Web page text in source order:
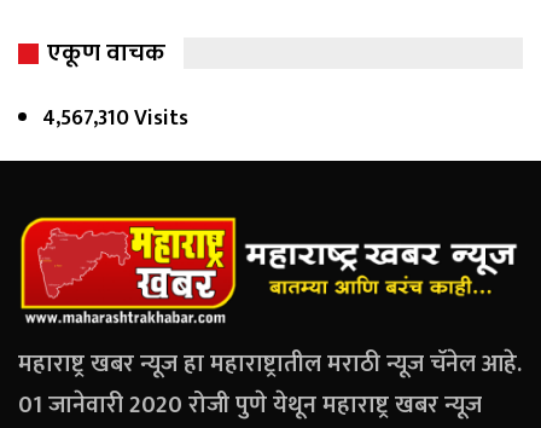
एकूण वाचक
4,567,310 Visits
महाराष्ट्र खबर न्यूज हा महाराष्ट्रातील मराठी न्यूज चॅनेल आहे.
01 जानेवारी 2020 रोजी पुणे येथून महाराष्ट्र खबर न्यूज